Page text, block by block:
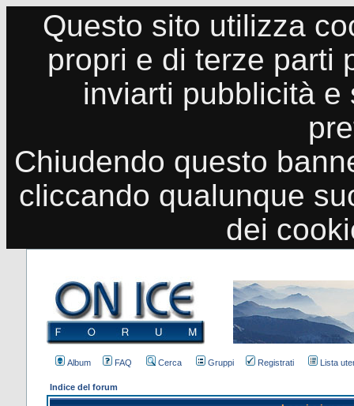
Questo sito utilizza
propri e di terze parti
inviarti pubblicità
Chiudendo questo
cliccando qualunque
dei
Album FAQ Cerca Gruppi Registrati Lista
Indice del forum